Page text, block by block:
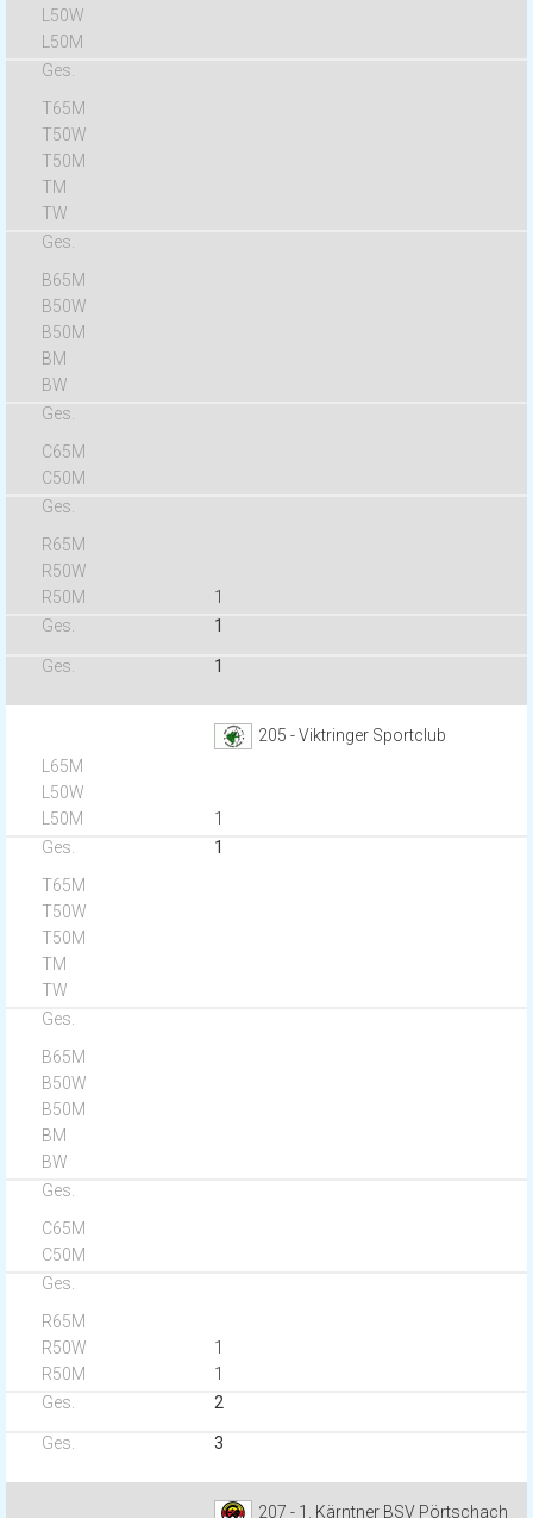
1
1
1
205 - Viktringer Sportclub
1
1
1
1
2
3
207 - 1. Kärntner BSV Pörtschach